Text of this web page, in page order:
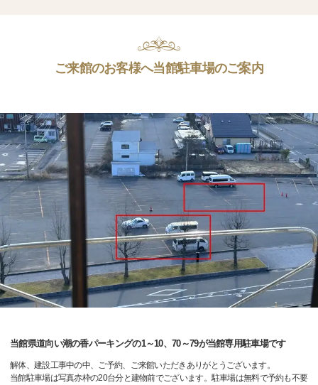
ご来館のお客様へ当館駐車場のご案内
当館県道向い潮の香パーキングの1～10、70～79が当館専用駐車場です
解体、建設工事中の中、ご予約、ご来館いただきありがとうございます。
当館駐車場は写真赤枠の20台分と建物前でございます。駐車場は無料で予約も不要